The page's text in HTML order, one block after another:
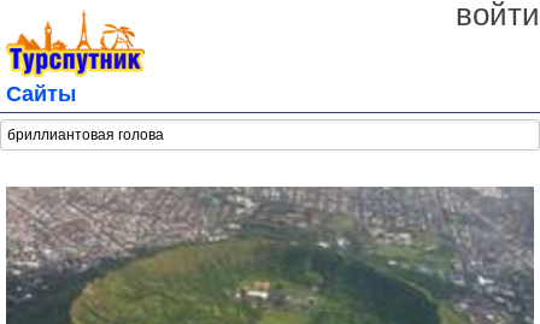
войти
Сайты